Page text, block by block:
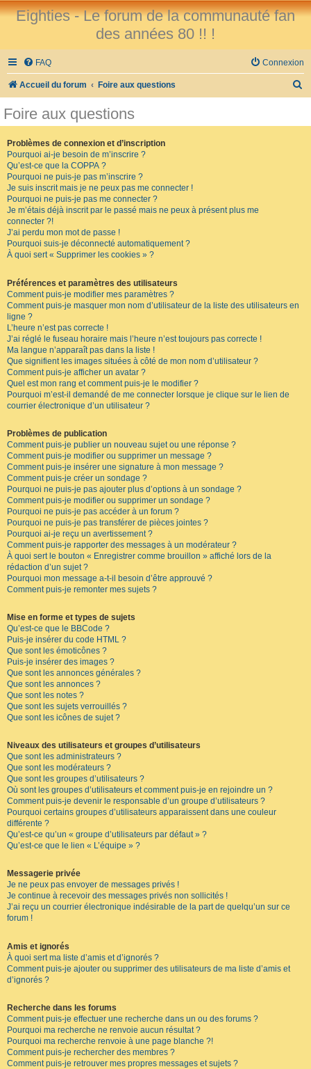
Eighties - Le forum de la communauté fan
des années 80 !! !
FAQ Connexion
Accueil du forum Foire aux questions
Foire aux questions
Problèmes de connexion et d’inscription
Pourquoi ai-je besoin de m’inscrire ?
Qu’est-ce que la COPPA ?
Pourquoi ne puis-je pas m’inscrire ?
Je suis inscrit mais je ne peux pas me connecter !
Pourquoi ne puis-je pas me connecter ?
Je m’étais déjà inscrit par le passé mais ne peux à présent plus me
connecter ?!
J’ai perdu mon mot de passe !
Pourquoi suis-je déconnecté automatiquement ?
À quoi sert « Supprimer les cookies » ?
Préférences et paramètres des utilisateurs
Comment puis-je modifier mes paramètres ?
Comment puis-je masquer mon nom d’utilisateur de la liste des utilisateurs en
ligne ?
L’heure n’est pas correcte !
J’ai réglé le fuseau horaire mais l’heure n’est toujours pas correcte !
Ma langue n’apparaît pas dans la liste !
Que signifient les images situées à côté de mon nom d’utilisateur ?
Comment puis-je afficher un avatar ?
Quel est mon rang et comment puis-je le modifier ?
Pourquoi m’est-il demandé de me connecter lorsque je clique sur le lien de
courrier électronique d’un utilisateur ?
Problèmes de publication
Comment puis-je publier un nouveau sujet ou une réponse ?
Comment puis-je modifier ou supprimer un message ?
Comment puis-je insérer une signature à mon message ?
Comment puis-je créer un sondage ?
Pourquoi ne puis-je pas ajouter plus d’options à un sondage ?
Comment puis-je modifier ou supprimer un sondage ?
Pourquoi ne puis-je pas accéder à un forum ?
Pourquoi ne puis-je pas transférer de pièces jointes ?
Pourquoi ai-je reçu un avertissement ?
Comment puis-je rapporter des messages à un modérateur ?
À quoi sert le bouton « Enregistrer comme brouillon » affiché lors de la
rédaction d’un sujet ?
Pourquoi mon message a-t-il besoin d’être approuvé ?
Comment puis-je remonter mes sujets ?
Mise en forme et types de sujets
Qu’est-ce que le BBCode ?
Puis-je insérer du code HTML ?
Que sont les émoticônes ?
Puis-je insérer des images ?
Que sont les annonces générales ?
Que sont les annonces ?
Que sont les notes ?
Que sont les sujets verrouillés ?
Que sont les icônes de sujet ?
Niveaux des utilisateurs et groupes d’utilisateurs
Que sont les administrateurs ?
Que sont les modérateurs ?
Que sont les groupes d’utilisateurs ?
Où sont les groupes d’utilisateurs et comment puis-je en rejoindre un ?
Comment puis-je devenir le responsable d’un groupe d’utilisateurs ?
Pourquoi certains groupes d’utilisateurs apparaissent dans une couleur
différente ?
Qu’est-ce qu’un « groupe d’utilisateurs par défaut » ?
Qu’est-ce que le lien « L’équipe » ?
Messagerie privée
Je ne peux pas envoyer de messages privés !
Je continue à recevoir des messages privés non sollicités !
J’ai reçu un courrier électronique indésirable de la part de quelqu’un sur ce
forum !
Amis et ignorés
À quoi sert ma liste d’amis et d’ignorés ?
Comment puis-je ajouter ou supprimer des utilisateurs de ma liste d’amis et
d’ignorés ?
Recherche dans les forums
Comment puis-je effectuer une recherche dans un ou des forums ?
Pourquoi ma recherche ne renvoie aucun résultat ?
Pourquoi ma recherche renvoie à une page blanche ?!
Comment puis-je rechercher des membres ?
Comment puis-je retrouver mes propres messages et sujets ?